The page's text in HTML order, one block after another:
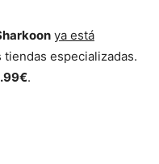
ya está
tiendas especializadas.
.